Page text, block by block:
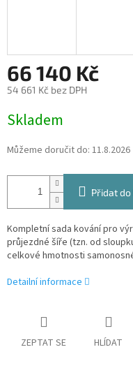
66 140 Kč
54 661 Kč bez DPH
cena:
Skladem
Můžeme doručit do: 11.8.2026
Přidat do
Kompletní sada kování pro
průjezdné šíře (tzn. od
celkové hmotnosti
Detailní informace
ZEPTAT SE HLÍDAT